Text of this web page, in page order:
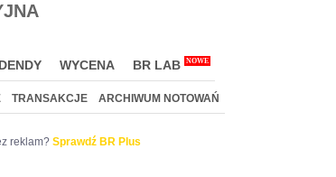
WYCENA BR LAB NOWE
TRANSAKCJE ARCHIWUM NOTOWAŃ
reklam? Sprawdź BR Plus